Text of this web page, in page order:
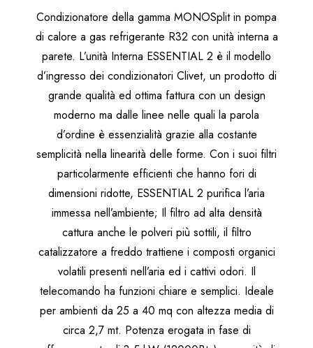
Condizionatore della gamma MONOSplit in pompa
di calore a gas refrigerante R32 con unità interna a
parete. L’unità Interna ESSENTIAL 2 è il modello
d’ingresso dei condizionatori Clivet, un prodotto di
grande qualità ed ottima fattura con un design
moderno ma dalle linee nelle quali la parola
d’ordine è essenzialità grazie alla costante
semplicità nella linearità delle forme. Con i suoi filtri
particolarmente efficienti che hanno fori di
dimensioni ridotte, ESSENTIAL 2 purifica l’aria
immessa nell’ambiente; Il filtro ad alta densità
cattura anche le polveri più sottili, il filtro
catalizzatore a freddo trattiene i composti organici
volatili presenti nell’aria ed i cattivi odori. Il
telecomando ha funzioni chiare e semplici. Ideale
per ambienti da 25 a 40 mq con altezza media di
circa 2,7 mt. Potenza erogata in fase di